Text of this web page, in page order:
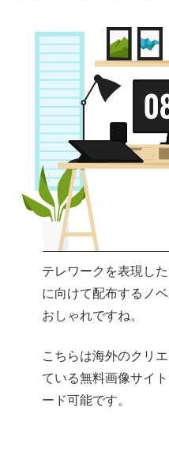
テレワークを表現し
に向けて配布するノ
おしゃれですね。
こちらは海外のクリ
ている無料画像サイト
ード可能です。